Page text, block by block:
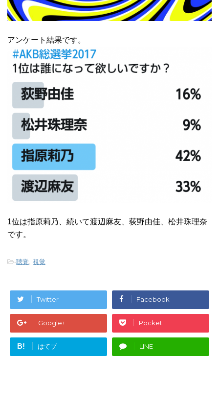
アンケート結果です。
1位は指原莉乃、続いて渡辺麻友、荻野由佳、松井珠理奈
です。
-聴覚 視覚
Twitter Facebook
Google+ Pocket
B! はてブ LINE